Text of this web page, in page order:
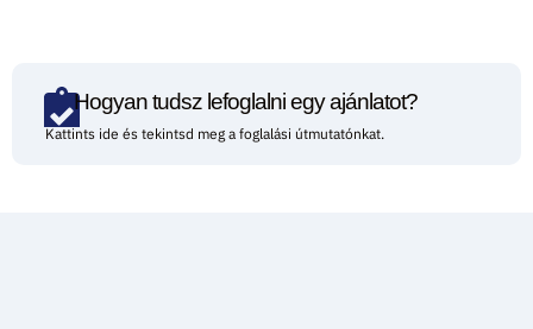
Hogyan tudsz lefoglalni egy ajánlatot?
Kattints ide és tekintsd meg a foglalási útmutatónkat.